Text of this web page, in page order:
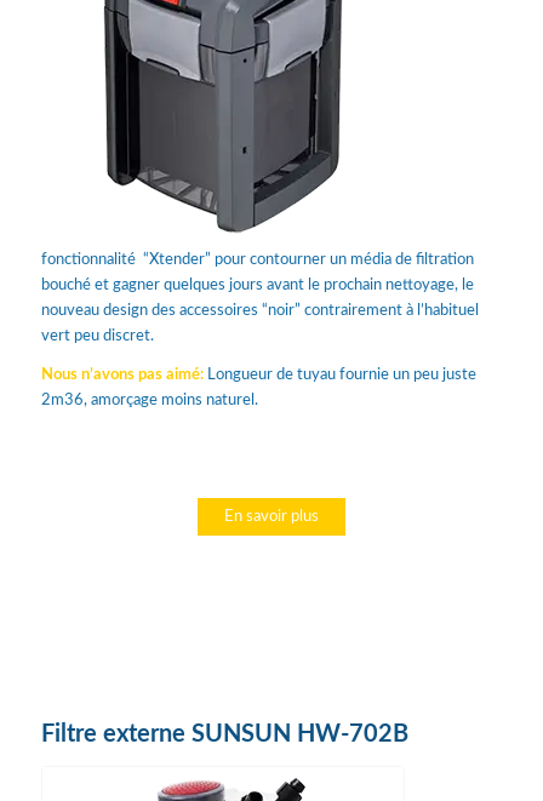
fonctionnalité “Xtender” pour contourner un média de filtration
bouché et gagner quelques jours avant le prochain nettoyage, le
nouveau design des accessoires “noir” contrairement à l’habituel
vert peu discret.
Nous n’avons pas aimé: Longueur de tuyau fournie un peu juste
2m36, amorçage moins naturel.
En savoir plus
Filtre externe SUNSUN HW-702B